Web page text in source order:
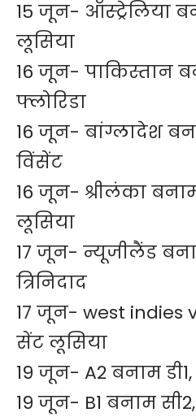
15 जून- ऑस्ट्रेलिया
लूसिया
16 जून- पाकिस्तान
फ्लोरिडा
16 जून- बांग्लादेश
विंसेंट
16 जून- श्रीलंका
लूसिया
17 जून- न्यूजीलैंड
त्रिनिदाद
17 जून- west indies
सेंट लूसिया
19 जून- A2 बनाम
19 जून- B1 बनाम